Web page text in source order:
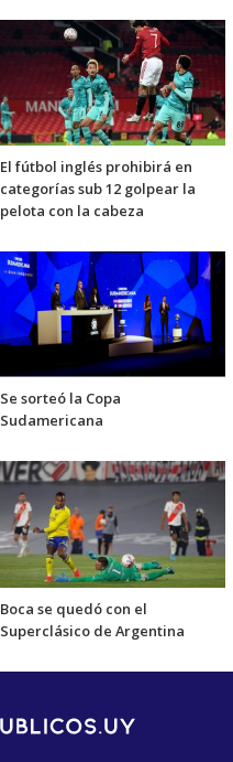
El fútbol inglés prohibirá en
categorías sub 12 golpear la
pelota con la cabeza
Se sorteó la Copa
Sudamericana
Boca se quedó con el
Superclásico de Argentina